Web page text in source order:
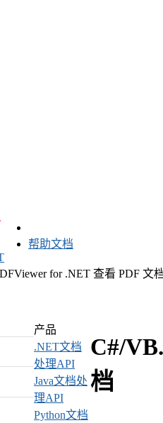
帮助文档
for .NET 查看 PDF 文
C#/
档
产品
.NET文档
处理API
Java文档处
理API
Python文档